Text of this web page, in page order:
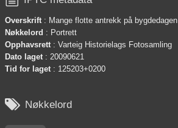
Overskrift: Mange flotte antrekk på bygdedagen
Nøkkelord : Portrett
Opphavsrett: Varteig Historielags Fotosamling
Dato laget: 20090621
Tid for laget: 125203+0200
 Nøkkelord